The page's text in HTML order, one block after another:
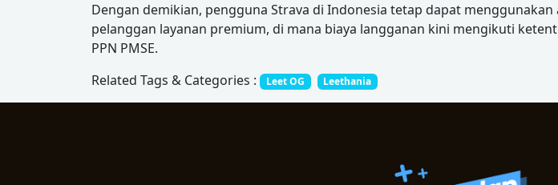
Dengan demikian, pengguna Strava di Indonesia tetap dapat
pelanggan layanan premium, di mana biaya langganan kini mengikuti
PPN PMSE.
Related Tags & Categories :
Leet OG Leethania